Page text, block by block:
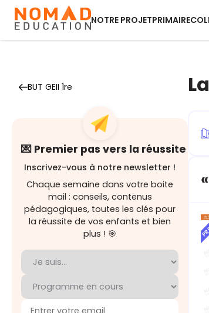
NOTRE PROJETPRIMAIRE
BUT GEII 1re
💌 Premier pas vers la réussite
Inscrivez-vous à notre newsletter !
Chaque semaine dans votre boite
mail : conseils, contenus
pédagogiques, toutes les clés pour
la réussite de vos enfants et bien
plus ! 🎯